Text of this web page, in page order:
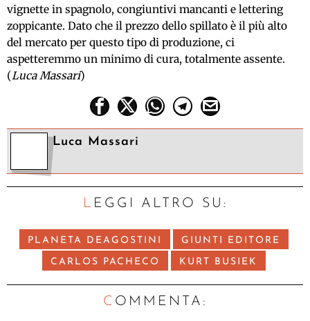
vignette in spagnolo, congiuntivi mancanti e lettering
zoppicante. Dato che il prezzo dello spillato è il più alto
del mercato per questo tipo di produzione, ci
aspetteremmo un minimo di cura, totalmente assente.
(Luca Massari)
Luca Massari
LEGGI ALTRO SU:
PLANETA DEAGOSTINI GIUNTI EDITORE
CARLOS PACHECO KURT BUSIEK
C OMMENTA: